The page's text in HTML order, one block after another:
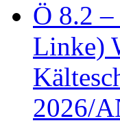
Ö 8.2
Linke)
2026/